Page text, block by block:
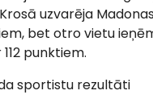
uzvarēja
bet otro vietu
punktiem.
sportistu rezultāti